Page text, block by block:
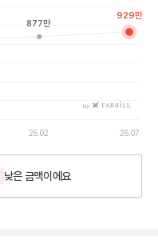
26.02 26.07
by
877만
929만
낮은금액이에요